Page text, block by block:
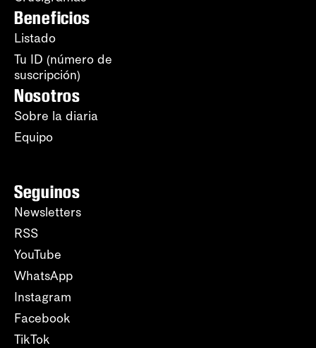
Beneficios
Listado
Tu ID (número de
suscripción)
Nosotros
Sobre la diaria
Equipo
Seguinos
Newsletters
RSS
YouTube
WhatsApp
Instagram
Facebook
TikTok